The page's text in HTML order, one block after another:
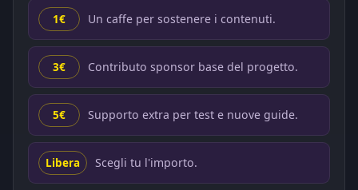
1€ Un caffe per sostenere i contenuti.
3€ Contributo sponsor base del progetto.
5€ Supporto extra per test e nuove guide.
Libera Scegli tu l'importo.